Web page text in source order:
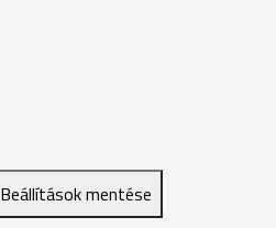
Beállítások mentése